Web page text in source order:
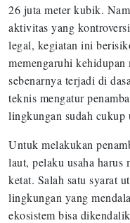
26 juta meter kubik.
aktivitas yang
legal, kegiatan ini
memengaruhi kehidupan
sebenarnya terjadi di
teknis mengatur
lingkungan sudah cukup
Untuk melakukan
laut, pelaku usaha
ketat. Salah satu syarat
lingkungan yang
ekosistem bisa